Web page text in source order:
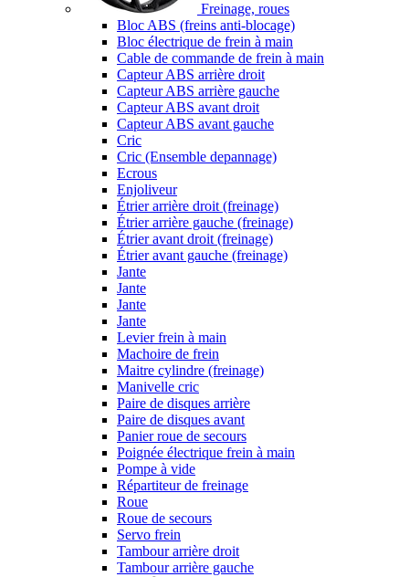
Freinage, roues
Bloc ABS (freins anti-blocage)
Bloc électrique de frein à main
Cable de commande de frein à main
Capteur ABS arrière droit
Capteur ABS arrière gauche
Capteur ABS avant droit
Capteur ABS avant gauche
Cric
Cric (Ensemble depannage)
Ecrous
Enjoliveur
Étrier arrière droit (freinage)
Étrier arrière gauche (freinage)
Étrier avant droit (freinage)
Étrier avant gauche (freinage)
Jante
Jante
Jante
Jante
Levier frein à main
Machoire de frein
Maitre cylindre (freinage)
Manivelle cric
Paire de disques arrière
Paire de disques avant
Panier roue de secours
Poignée électrique frein à main
Pompe à vide
Répartiteur de freinage
Roue
Roue de secours
Servo frein
Tambour arrière droit
Tambour arrière gauche